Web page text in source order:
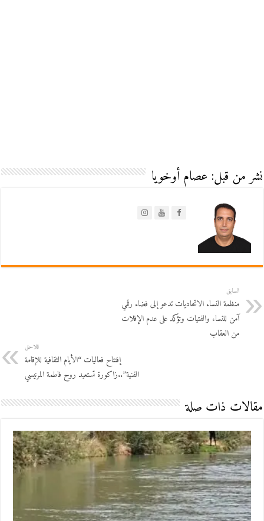
نشر من قبل: عصام أوخويا
السابق
منظمة النساء الاتحاديات تدعو إلى فضاء رقمي
آمن للنساء والفتيات وتؤكد على عدم الإفلات
من العقاب
اللاحق
إفتتاح فعاليات “الأيام الثقافية للإقامة
الفنية”..زاكورة تستعيد روح فاطمة المرنيسي
مقالات ذات صلة